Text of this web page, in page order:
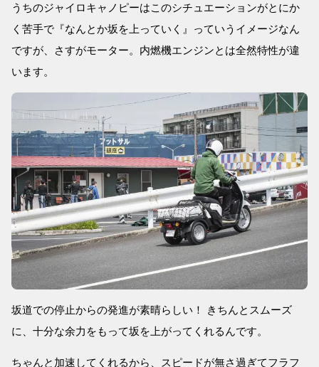
うちのジャイロキャノピーはこのシチュエーションがとにか
く苦手で『なんとか坂を上っていく』っていうイメージなん
ですが、さすがモーター。内燃機エンジンとは全然特性が違
います。
坂道での停止からの発進が素晴らしい！ きちんとスムーズ
に、十分な余力をもって坂を上がってくれるんです。
ちゃんと加速してくれるから、スピードが無さ過ぎてフラフ